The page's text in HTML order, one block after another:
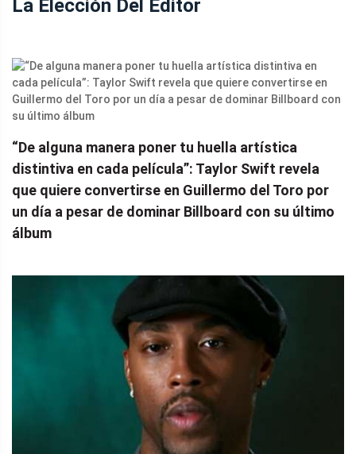
La Elección Del Editor
“De alguna manera poner tu huella artística
distintiva en cada película”: Taylor Swift revela
que quiere convertirse en Guillermo del Toro por
un día a pesar de dominar Billboard con su último
álbum